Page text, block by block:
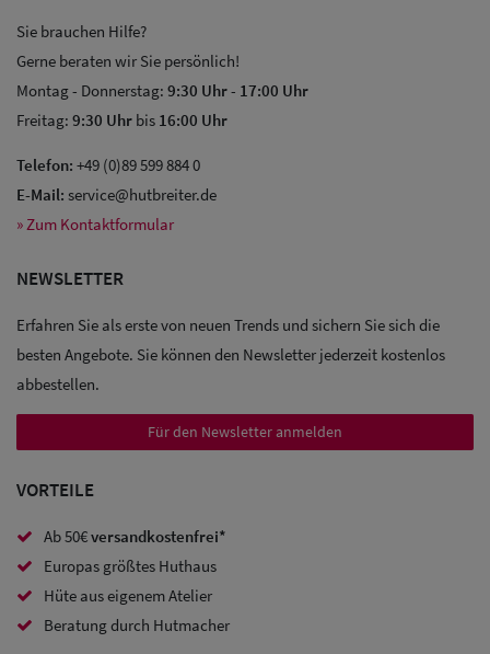
Baseball
Caps
Sale: Army
Caps
Sale:
Trucker
Caps
Sale: Caps
Sie brauchen Hilfe?
Gerne beraten wir Sie persönlich!
Montag - Donnerstag: 9:30 Uhr- 17:00 Uhr
Freitag: 9:30 Uhr bis 16:00 Uhr
Telefon: +49 (0)89 599 884 0
E-Mail: service@hutbreiter.de
» Zum Kontaktformular
NEWSLETTER
Erfahren Sie als erste von neuen Trends und sichern Sie sich die
besten Angebote. Sie können den Newsletter jederzeit kostenlos
abbestellen.
Für den Newsletter anmelden
VORTEILE
Ab 50€versandkostenfrei*
Europas größtes Huthaus
Hüte aus eigenem Atelier
Beratung durch Hutmacher